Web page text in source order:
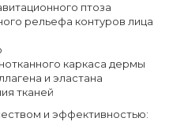
птоза
рельефа контуров лица
каркаса дермы
и эластана
тканей
и эффективностью: